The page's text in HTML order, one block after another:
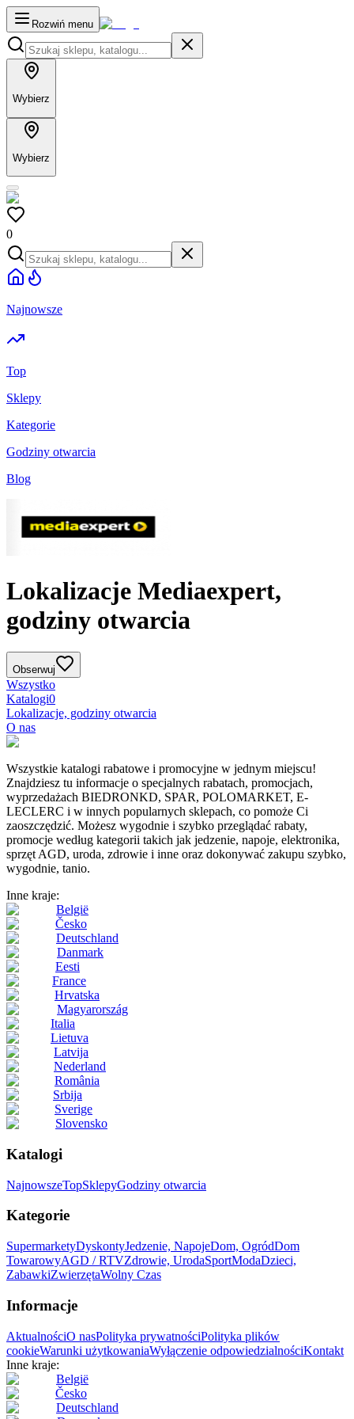
Rozwiń menu
Wybierz
Wybierz
0
Najnowsze
Top
Sklepy
Kategorie
Godziny otwarcia
Blog
Lokalizacje Mediaexpert,
godziny otwarcia
Obserwuj
Wszystko
Katalogi0
Lokalizacje, godziny otwarcia
O nas
Wszystkie katalogi rabatowe i promocyjne w jednym miejscu!
Znajdziesz tu informacje o specjalnych rabatach, promocjach,
wyprzedażach BIEDRONKD, SPAR, POLOMARKET, E-
LECLERC i w innych popularnych sklepach, co pomoże Ci
zaoszczędzić. Możesz wygodnie i szybko przeglądać rabaty,
promocje według kategorii takich jak jedzenie, napoje, elektronika,
sprzęt AGD, uroda, zdrowie i inne oraz dokonywać zakupu szybko,
wygodnie, tanio.
Inne kraje:
België
Česko
Deutschland
Danmark
Eesti
France
Hrvatska
Magyarország
Italia
Lietuva
Latvija
Nederland
România
Srbija
Sverige
Slovensko
Katalogi
NajnowszeTopSklepyGodziny otwarcia
Kategorie
SupermarketyDyskontyJedzenie, NapojeDom, OgródDom
TowarowyAGD / RTVZdrowie, UrodaSportModaDzieci,
ZabawkiZwierzętaWolny Czas
Informacje
AktualnościO nasPolityka prywatnościPolityka plików
cookieWarunki użytkowaniaWyłączenie odpowiedzialnościKontakt
Inne kraje:
België
Česko
Deutschland